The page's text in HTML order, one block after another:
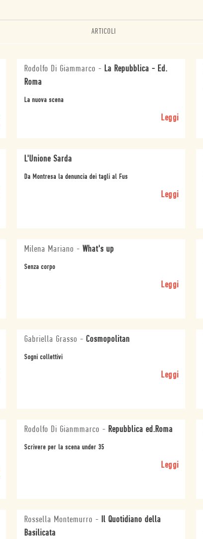
ARTICOLI
Rodolfo Di Giammarco - La Repubblica - Ed.
Roma
La nuova scena
Leggi
L'Unione Sarda
Da Montresa la denuncia dei tagli al Fus
Leggi
Milena Mariano -What's up
Senza corpo
Leggi
Gabriella Grasso -Cosmopolitan
Sogni collettivi
Leggi
Rodolfo Di Gianmmarco - Repubblica ed.Roma
Scrivere per la scena under 35
Leggi
Rossella Montemurro - Il Quotidiano della
Basilicata